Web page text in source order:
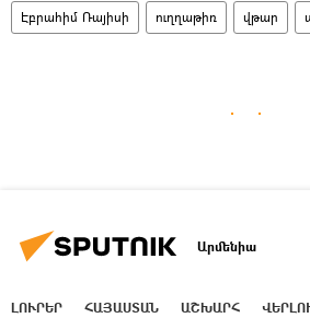
Էբրահիմ Ռայիսի ուղղաթիռ վթար
Արմենիա
ԼՈՒՐԵՐ ՀԱՅԱՍՏԱՆ ԱՇԽԱՐՀ